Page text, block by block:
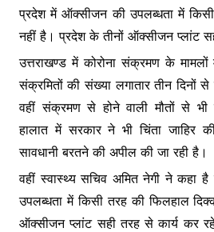
प्रदेश में ऑक्सीजन की उपलब्धता में
नहीं है। प्रदेश के तीनों ऑक्सीजन प्लांट
उत्तराखण्ड में कोरोना संक्रमण के मामलों
संक्रमितों की संख्या लगातार तीन दिनों
वहीं संक्रमण से होने वाली मौतों से
हालात में सरकार ने भी चिंता जाहिर
सावधानी बरतने की अपील की जा रही है।
वहीं स्वास्थ्य सचिव अमित नेगी ने कहा
उपलब्धता में किसी तरह की फिलहाल
ऑक्सीजन प्लांट सही तरह से कार्य कर